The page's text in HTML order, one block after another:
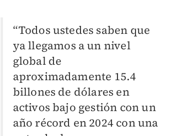
“Todos ustedes saben que
ya llegamos a un nivel
global de
aproximadamente 15.4
billones de dólares en
activos bajo gestión con un
año récord en 2024 con una